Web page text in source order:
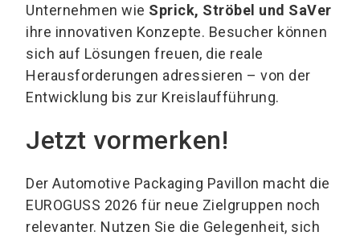
Unternehmen wie Sprick, Ströbel und SaVer
ihre innovativen Konzepte. Besucher können
sich auf Lösungen freuen, die reale
Herausforderungen adressieren – von der
Entwicklung bis zur Kreislaufführung.
Jetzt vormerken!
Der Automotive Packaging Pavillon macht die
EUROGUSS 2026 für neue Zielgruppen noch
relevanter. Nutzen Sie die Gelegenheit, sich